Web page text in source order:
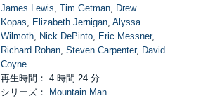
James Lewis, Tim Getman, Drew
Kopas, Elizabeth Jernigan, Alyssa
Wilmoth, Nick DePinto, Eric Messner,
Richard Rohan, Steven Carpenter, David
Coyne
再生時間： 4 時間 24 分
シリーズ：
Mountain Man